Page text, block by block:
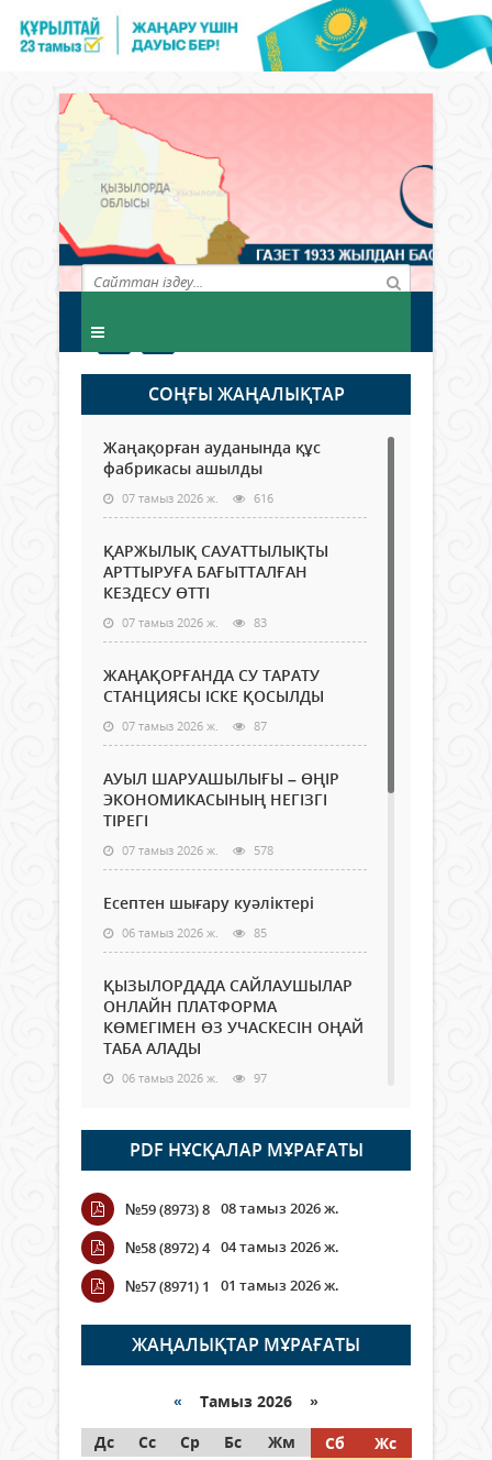
СОҢҒЫ ЖАҢАЛЫҚТАР
Жаңақорған ауданында құс
фабрикасы ашылды
07 тамыз 2026 ж. 616
ҚАРЖЫЛЫҚ САУАТТЫЛЫҚТЫ
АРТТЫРУҒА БАҒЫТТАЛҒАН
КЕЗДЕСУ ӨТТІ
07 тамыз 2026 ж. 83
ЖАҢАҚОРҒАНДА СУ ТАРАТУ
СТАНЦИЯСЫ ІСКЕ ҚОСЫЛДЫ
07 тамыз 2026 ж. 87
АУЫЛ ШАРУАШЫЛЫҒЫ – ӨҢІР
ЭКОНОМИКАСЫНЫҢ НЕГІЗГІ
ТІРЕГІ
07 тамыз 2026 ж. 578
Есептен шығару куәліктері
06 тамыз 2026 ж. 85
ҚЫЗЫЛОРДАДА САЙЛАУШЫЛАР
ОНЛАЙН ПЛАТФОРМА
КӨМЕГІМЕН ӨЗ УЧАСКЕСІН ОҢАЙ
ТАБА АЛАДЫ
06 тамыз 2026 ж. 97
Open Air: Қызылорда облысы
полиция департаменті 20
мыңнан астам көрерменнің
қауіпсіздігін қамтамасыз етті
06 тамыз 2026 ж.
Wi-Fi ҚАБЫРҒА АРҚЫЛЫ ҚАЛАЙ
ӨТЕДІ?
06 тамыз 2026 ж. 276
граждане Казахстана,
05 тамыз 2026 ж. 157
PDF НҰСҚАЛАР МҰРАҒАТЫ
№59 (8973) 8 08 тамыз 2026 ж.
№58 (8972) 4 04 тамыз 2026 ж.
№57 (8971) 1
01 тамыз 2026 ж.
ЖАҢАЛЫҚТАР МҰРАҒАТЫ
« Тамыз 2026 »
Дс
Сс Ср Бс Жм Сб
Жс